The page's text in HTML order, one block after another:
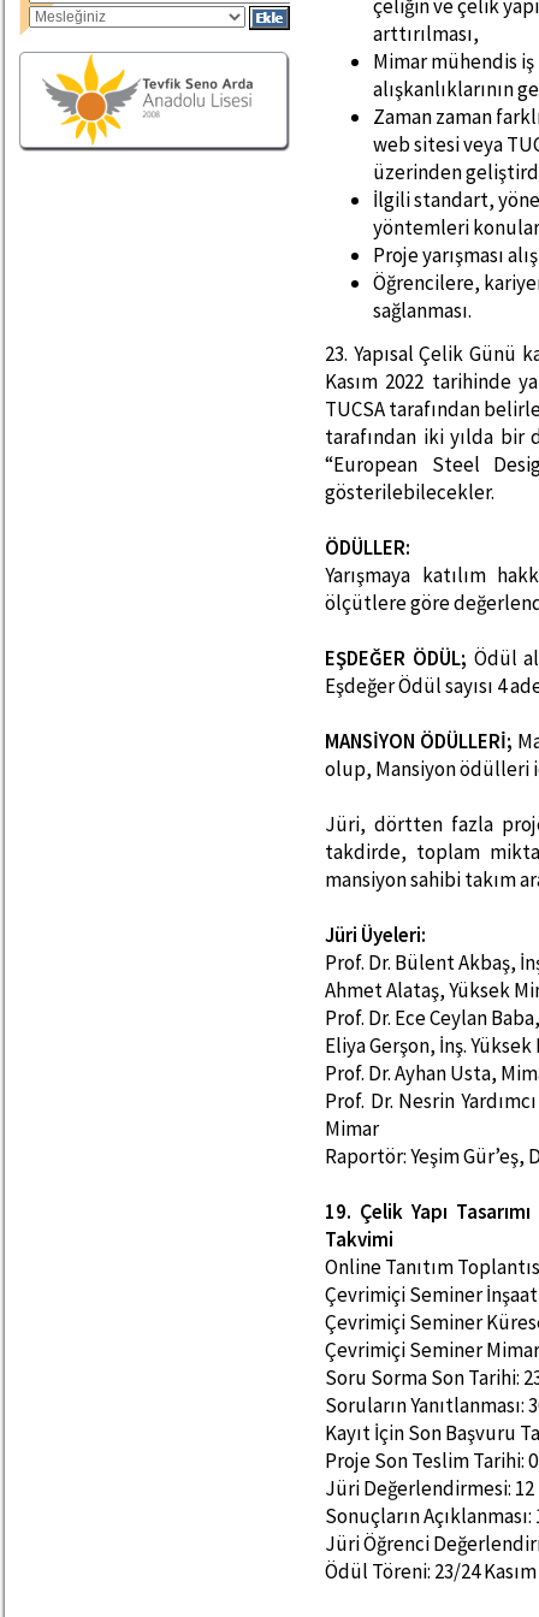
çeliğin ve çelik
arttırılması,
Mimar mühendis
alışkanlıklarının
Zaman zaman
web sitesi veya
üzerinden
İlgili standart,
yöntemleri
Proje yarışması
Öğrencilere,
sağlanması.
23. Yapısal Çelik Günü
Kasım 2022 tarihinde
TUCSA tarafından
tarafından iki yılda bir
“European Steel
gösterilebilecekler.
ÖDÜLLER:
Yarışmaya katılım
ölçütlere göre
EŞDEĞER ÖDÜL; Ödül
Eşdeğer Ödül sayısı 4
MANSİYON ÖDÜLLERİ;
olup, Mansiyon ödülleri
Jüri, dörtten fazla
takdirde, toplam
mansiyon sahibi takım
Jüri Üyeleri:
Prof. Dr. Bülent Akbaş,
Ahmet Alataş, Yüksek
Prof. Dr. Ece Ceylan
Eliya Gerşon, İnş. Yüksek
Prof. Dr. Ayhan Usta,
Prof. Dr. Nesrin
Mimar
Raportör: Yeşim
19. Çelik Yapı
Takvimi
Online Tanıtım
Çevrimiçi Seminer
Çevrimiçi Seminer
Çevrimiçi Seminer
Soru Sorma Son Tarihi:
Soruların Yanıtlanması:
Kayıt İçin Son Başvuru
Proje Son Teslim Tarihi:
Jüri Değerlendirmesi: 12
Sonuçların
Jüri Öğrenci
Ödül Töreni: 23/24